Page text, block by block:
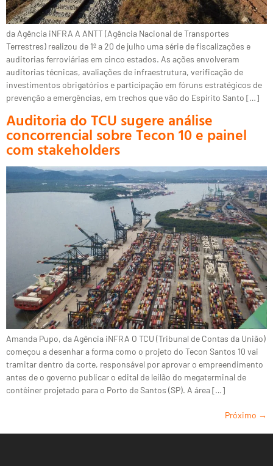
da Agência iNFRA A ANTT (Agência Nacional de Transportes
Terrestres) realizou de 1º a 20 de julho uma série de fiscalizações e
auditorias ferroviárias em cinco estados. As ações envolveram
auditorias técnicas, avaliações de infraestrutura, verificação de
investimentos obrigatórios e participação em fóruns estratégicos de
prevenção a emergências, em trechos que vão do Espírito Santo […]
Auditoria do TCU sugere análise
concorrencial sobre Tecon 10 e painel
com stakeholders
Amanda Pupo, da Agência iNFRA O TCU (Tribunal de Contas da União)
começou a desenhar a forma como o projeto do Tecon Santos 10 vai
tramitar dentro da corte, responsável por aprovar o empreendimento
antes de o governo publicar o edital de leilão do megaterminal de
contêiner projetado para o Porto de Santos (SP). A área […]
Próximo →